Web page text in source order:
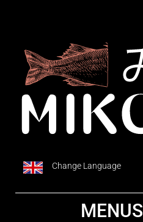
Change Language
MENUS